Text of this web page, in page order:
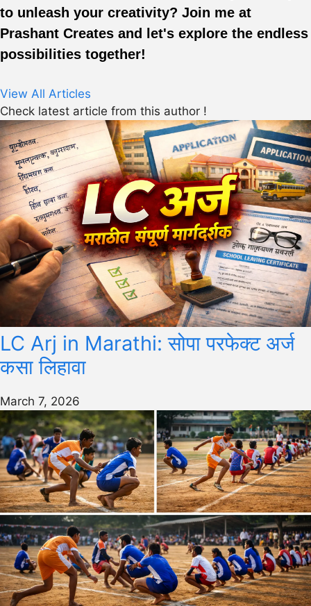
to unleash your creativity? Join me at
Prashant Creates and let's explore the endless
possibilities together!
View All Articles
Check latest article from this author !
LC Arj in Marathi: सोपा परफेक्ट अर्ज
कसा लिहावा
March 7, 2026